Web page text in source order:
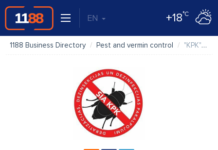
EN +18°C
1188 Business Directory Pest and vermin control "KPK" SIA grauzēju un insektu iznīcināšana Rīgā